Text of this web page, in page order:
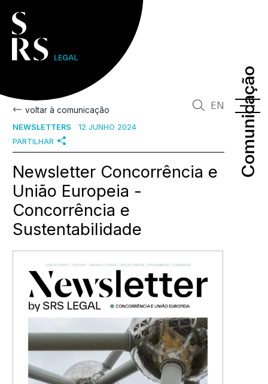
Comunicação
Comunicação
EN
voltar à comunicação
NEWSLETTERS
12 JUNHO 2024
PARTILHAR
Newsletter Concorrência e
União Europeia -
Concorrência e
Sustentabilidade